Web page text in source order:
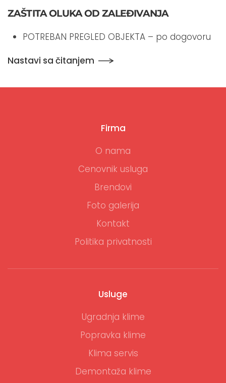
ZAŠTITA OLUKA OD ZALEĐIVANJA
POTREBAN PREGLED OBJEKTA – po dogovoru
Nastavi sa čitanjem
Firma
O nama
Cenovnik usluga
Brendovi
Foto galerija
Kontakt
Politika privatnosti
Usluge
Ugradnja klime
Popravka klime
Klima servis
Demontaža klime